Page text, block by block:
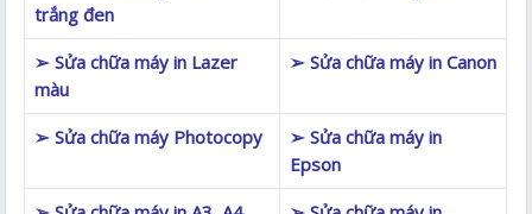
trắng đen
➢ Sửa chữa máy in Lazer
màu
➢ Sửa chữa máy in Canon
➢ Sửa chữa máy Photocopy
➢ Sửa chữa máy in
Epson